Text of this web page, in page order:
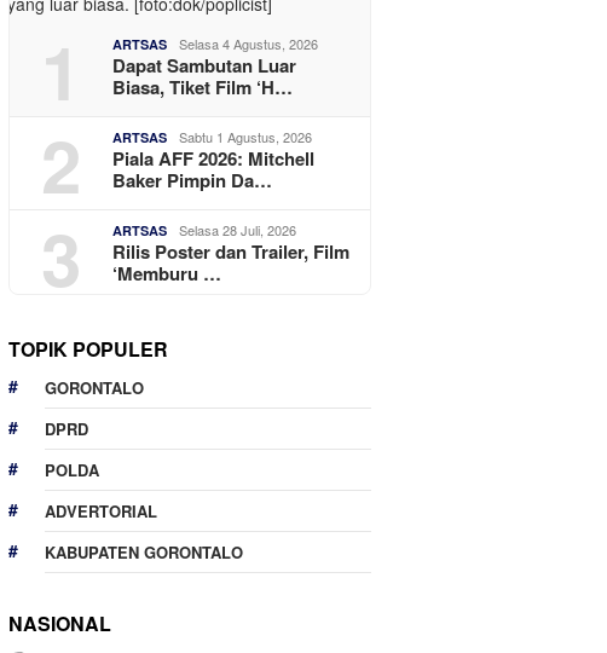
1 ARTSAS Selasa 4 Agustus, 2026
Dapat Sambutan Luar
Biasa, Tiket Film ‘H…
2 ARTSAS Sabtu 1 Agustus, 2026
Piala AFF 2026: Mitchell
Baker Pimpin Da…
3 ARTSAS Selasa 28 Juli, 2026
Rilis Poster dan Trailer, Film
‘Memburu …
TOPIK POPULER
GORONTALO
DPRD
POLDA
ADVERTORIAL
KABUPATEN GORONTALO
NASIONAL